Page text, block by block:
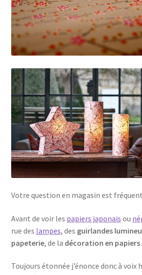
Votre question en magasin est
Avant de voir les papiers japonais ou
rue des lampes, des guirlandes
papeterie, de la décoration en papiers
Toujours étonnée j’énonce donc à voix